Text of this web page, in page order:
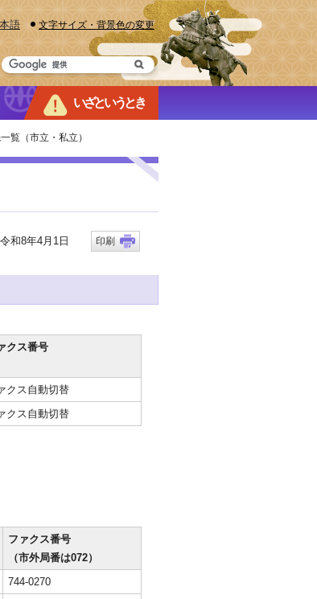
語 文字サイズ・背景色の変更
いざというとき
覧（市立・私立）
和8年4月1日 印刷
クス番号
クス自動切替
クス自動切替
ファクス番号
（市外局番は072）
744-0270